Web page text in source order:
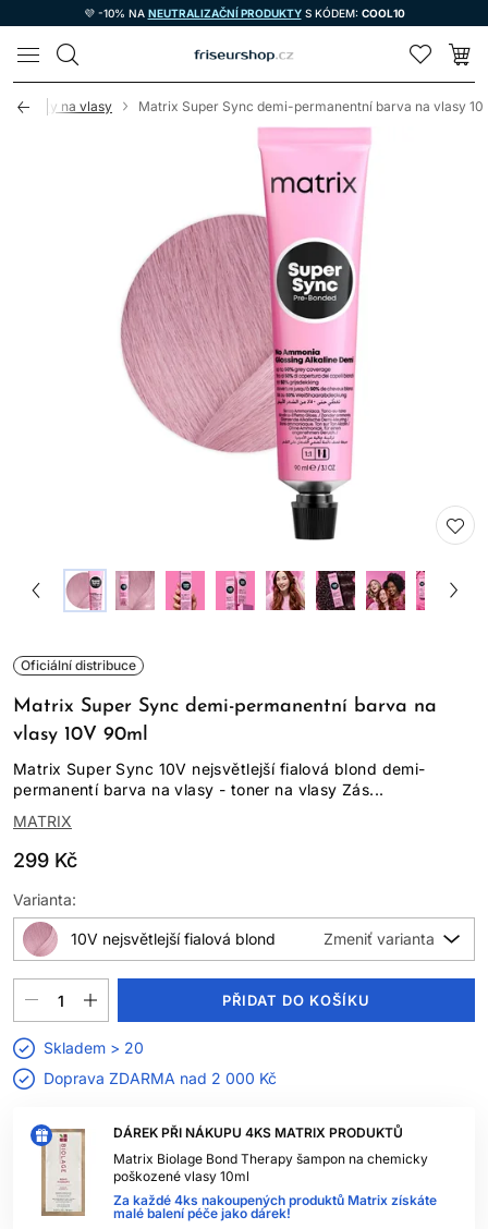
💜 -10% NA NEUTRALIZAČNÍ PRODUKTYS KÓDEM: COOL10
LOMAX
barvy na vlasy Matrix Super Sync demi-permanentní barva na vlasy
Oficiální distribuce
Matrix Super Sync demi-permanentní barva na
vlasy 10V 90ml
Matrix Super Sync 10V nejsvětlejší fialová blond demi-
permanentí barva na vlasy - toner na vlasy Zás...
MATRIX
299 Kč
DÁREK PŘI NÁKUPU 4KS MATRIX PRODUKTŮ
Matrix Biolage Bond Therapy šampon na chemicky
poškozené vlasy 10ml
Za každé 4ks nakoupených produktů Matrix získáte
malé balení péče jako dárek!
Varianta:
10V nejsvětlejší fialová blond
PŘIDAT DO KOŠÍKU
Skladem > 20
Doprava ZDARMA nad 2 000 Kč